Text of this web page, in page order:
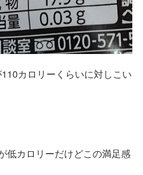
カロリーくらいに対しこい
低カロリーだけどこの満足感